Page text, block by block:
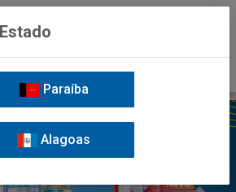
Paraíba
Alagoas